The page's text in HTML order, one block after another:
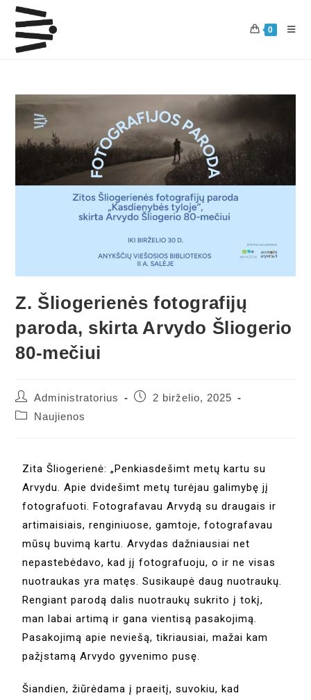
0
Z. Šliogerienės fotografijų
paroda, skirta Arvydo Šliogerio
80-mečiui
Administratorius
2 birželio, 2025
Naujienos
Zita Šliogerienė: „Penkiasdešimt metų kartu su
Arvydu. Apie dvidešimt metų turėjau galimybę jį
fotografuoti. Fotografavau Arvydą su draugais ir
artimaisiais, renginiuose, gamtoje, fotografavau
mūsų buvimą kartu. Arvydas dažniausiai net
nepastebėdavo, kad jį fotografuoju, o ir ne visas
nuotraukas yra matęs. Susikaupė daug nuotraukų.
Rengiant parodą dalis nuotraukų sukrito į tokį,
man labai artimą ir gana vientisą pasakojimą.
Pasakojimą apie neviešą, tikriausiai, mažai kam
pažįstamą Arvydo gyvenimo pusę.
Šiandien, žiūrėdama į praeitį, suvokiu, kad